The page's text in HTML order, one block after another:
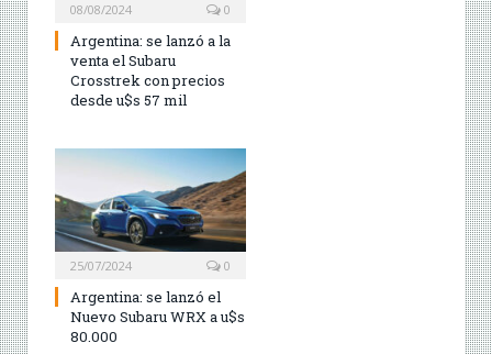
08/08/2024 0
Argentina: se lanzó a la
venta el Subaru
Crosstrek con precios
desde u$s 57 mil
25/07/2024 0
Argentina: se lanzó el
Nuevo Subaru WRX a u$s
80.000